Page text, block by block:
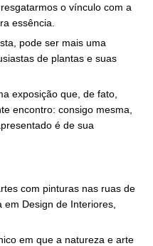
o vínculo com a
essência.
pode ser mais uma
de plantas e suas
exposição que, de fato,
encontro: consigo mesma,
é de sua
com pinturas nas ruas de
Design de Interiores,
em que a natureza e arte